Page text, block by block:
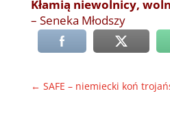
Kłamią niewolnicy,
– Seneka Młodszy
← SAFE – niemiecki koń